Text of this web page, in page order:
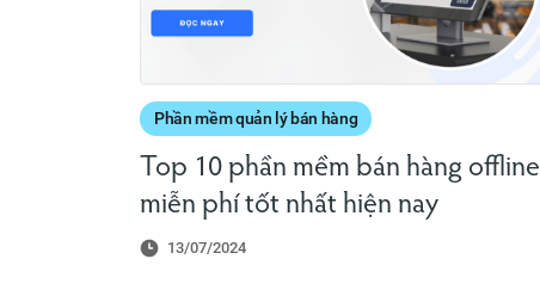
Phần mềm quản lý bán hàng
Top 10 phần mềm bán hàng offline
miễn phí tốt nhất hiện nay
13/07/2024